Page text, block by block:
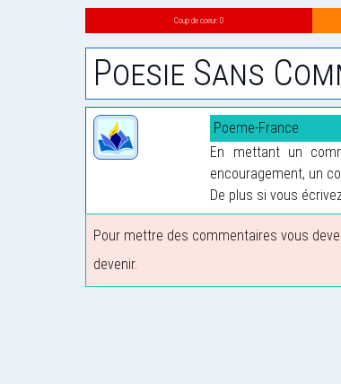
Coup de coeur: 0
Poesie Sans
Poeme-France
En mettant un
encouragement, un
De plus si vous
Pour mettre des commentaires vous
devenir.